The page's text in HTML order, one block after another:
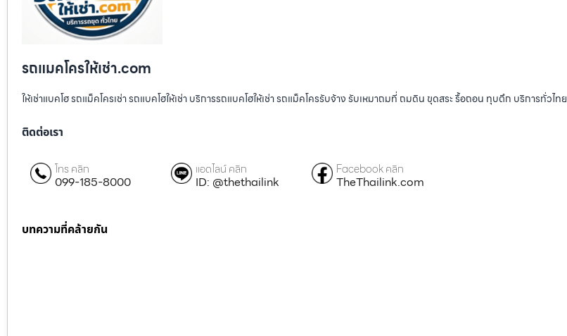
รถแมคโครให้เช่า.com
ให้เช่าแบคโฮ รถแม็คโครเช่า รถแบคโฮให้เช่า บริการรถแบคโฮให้เช่า รถแม็คโครรับจ้าง รับเหมาถมที่ ถมดิน ขุดสระ รื้อถอน ทุบตึก บริการทั่วไทย
ติดต่อเรา
โทร คลิก
099-185-8000
แอดไลน์ คลิก
ID: @thethailink
Facebook คลิก
TheThailink.com
บทความที่คล้ายกัน